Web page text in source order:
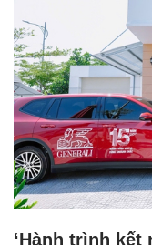
‘Hành trình kết